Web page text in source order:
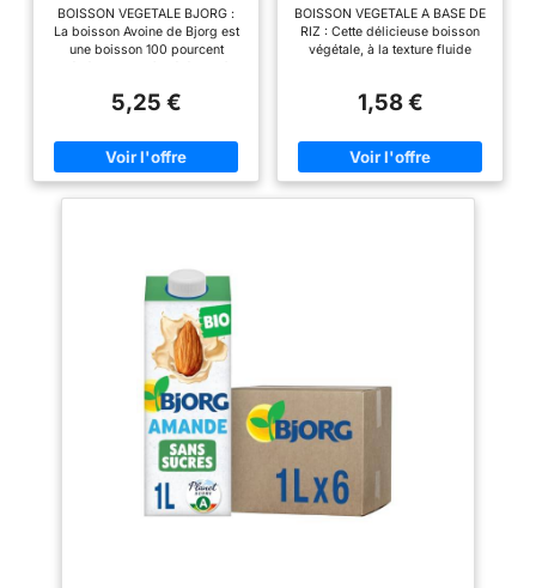
BOISSON VEGETALE BJORG :
La boisson Avoine de Bjorg est
une boisson 100 pourcent
journée ou à intégrer dans vos
apporter une touche
d'originalité LES ATOUTS DE
CETTE BOISSON VEGETALE :
acides gras saturés
EMBALLAGE
ÉCORESPONSABLE :
L'emballage de cette boisson
est conçu à partir d'électricité
verte et de 88 pourcent de
matière végétale; son bouchon
est fabriqué à partir de canne à
sucre, une matière 100 pourcent
renouvelable COMMENT
SAVOURER CETTE BOISSON
BIO : Cette boisson Bjorg peut
se déguster comme une
boisson classique, comme
5,25 €
BOISSON VEGETALE A BASE DE
RIZ : Cette délicieuse boisson
végétale, à la texture fluide
gourmande à savourer à tout
incorporer dans vos
préparations LE PLAISIR DU
VÉGÉTAL CERTIFIÉ BIO : Source
percent de matière végétale.
partir de canne à sucre, une
matière 100 percent
renouvelable COMMENT
SAVOURER CETTE BOISSON
BIO: Oui Au Végétal peut se
déguster de bien des façons.
1,58 €